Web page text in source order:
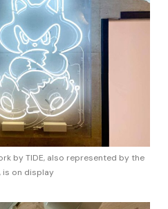
by TIDE, also represented by the
is on display